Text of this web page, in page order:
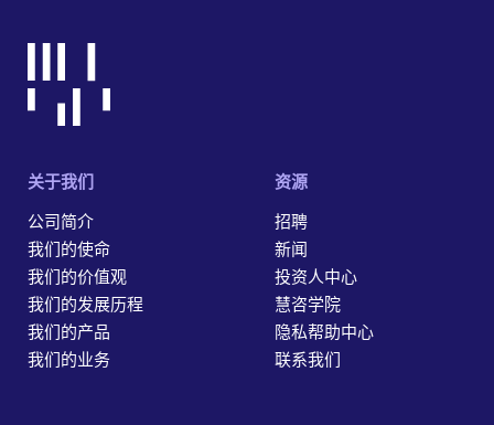
关于我们
公司简介
我们的使命
我们的价值观
我们的发展历程
我们的产品
我们的业务
资源
招聘
新闻
投资人中心
慧咨学院
隐私帮助中心
联系我们